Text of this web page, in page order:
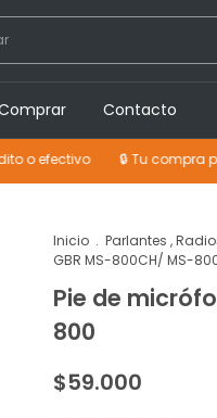
Contacto
🔒 Tu compra
Inicio . Parlantes ,
GBR MS-800CH/ MS-
Pie de
800
$59.000